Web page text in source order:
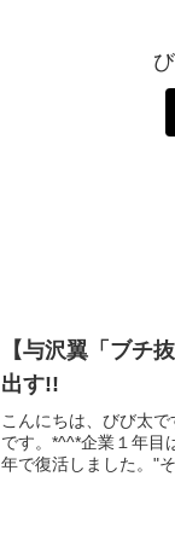
【与沢翼「ブチ
出す!!
こんにちは、びび太
です。*^^*企業１年目
年で復活しました。"